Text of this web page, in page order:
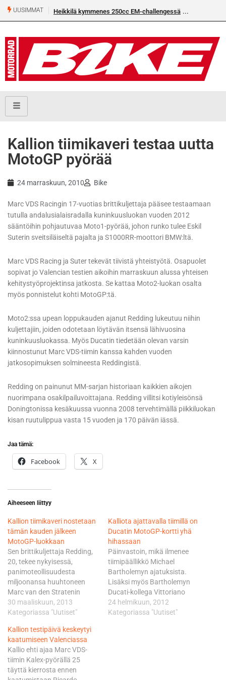
UUSIMMAT Heikkilä kymmenes 250cc EM-challengessä
Kallion tiimikaveri testaa uutta
MotoGP pyörää
24 marraskuun, 2010 Bike
Marc VDS Racingin 17-vuotias brittikuljettaja pääsee testaamaan
tutulla andalusialaisradalla kuninkuusluokan vuoden 2012
sääntöihin pohjautuvaa Moto1-pyörää, johon runko tulee Eskil
Suterin sveitsiläiseltä pajalta ja S1000RR-moottori BMW:ltä.
Marc VDS Racing ja Suter tekevät tiivistä yhteistyötä. Osapuolet
sopivat jo Valencian testien aikoihin marraskuun alussa yhteisen
kehitystyöprojektinsa jatkosta. Se kattaa Moto2-luokan osalta
myös ponnistelut kohti MotoGP:tä.
Moto2:ssa upean loppukauden ajanut Redding lukeutuu niihin
kuljettajiin, joiden odotetaan löytävän itsensä lähivuosina
kuninkuusluokassa. Myös Ducatin tiedetään olevan varsin
kiinnostunut Marc VDS-tiimin kanssa kahden vuoden
jatkosopimuksen solmineesta Reddingistä.
Redding on painunut MM-sarjan historiaan kaikkien aikojen
nuorimpana osakilpailuvoittajana. Redding villitsi kotiyleisönsä
Doningtonissa kesäkuussa vuonna 2008 tervehtimällä piikkiluokan
kisan ruutulippua vasta 15 vuoden ja 170 päivän iässä.
Jaa tämä:
Facebook X
Aiheeseen liittyy
Kallion tiimikaveri nostetaan
tämän kauden jälkeen
MotoGP-luokkaan
Sen brittikuljettaja Redding,
20, tekee nykyisessä,
panimoteollisuudesta
miljoonansa huuhtoneen
Marc van den Stratenin
omistamassa ja Michael
Bartholemyn johtamassa
Racing-tiimissä. Marc VDS
on tehnyt linjanvetonsa jo
hyvissä ajoin kaudelle 2014,
eli yksi kuljettaja MotoGP-
sarjan kuhunkin luokkaan:
30 maaliskuun, 2013
Kategoriassa "Uutiset"
Kalliota ajattavalla tiimillä on
Ducatin MotoGP-kortti yhä
hihassaan
Päinvastoin, mikä ilmenee
tiimipäällikkö Michael
Bartholemyn ajatuksista.
Lisäksi myös Bartholemyn
Ducati-kollega Vittoriano
Guareschi toi alkuvuodesta
tiettäväksi sen, mistä hän on
24 helmikuun, 2012
Kategoriassa "Uutiset"
Kallion testipäivä keskeytyi
kaatumiseen Valenciassa
Kallio ehti ajaa Marc VDS-
tiimin Kalex-pyörällä 25
täyttä kierrosta ennen